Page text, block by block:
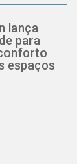
lança
para
espaços